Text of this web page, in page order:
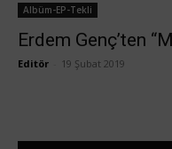
Albüm-EP-Tekli
Erdem Genç’ten
Editör 19 Şubat 2019